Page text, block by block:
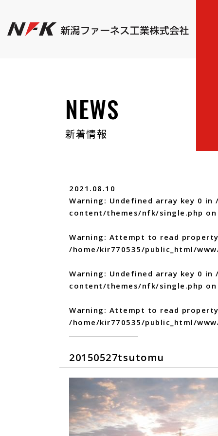
NEWS
新着情報
2021.08.10
Warning : Undefined array key 0 in
content/themes/nfk/single.php
Warning : Attempt to read
/home/kir770535/public_html/
Warning : Undefined array key 0 in
content/themes/nfk/single.php
Warning : Attempt to read
/home/kir770535/public_html/
20150527tsutomu